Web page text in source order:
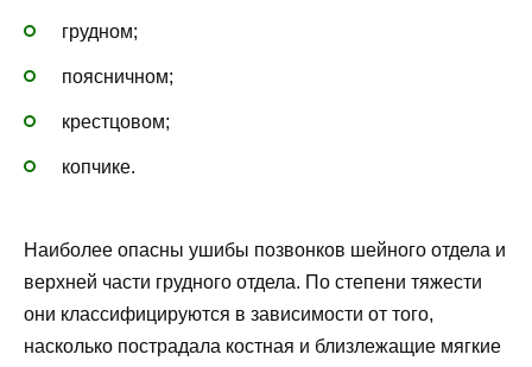
грудном;
поясничном;
крестцовом;
копчике.
Наиболее опасны ушибы позвонков шейного отдела и
верхней части грудного отдела. По степени тяжести
они классифицируются в зависимости от того,
насколько пострадала костная и близлежащие мягкие